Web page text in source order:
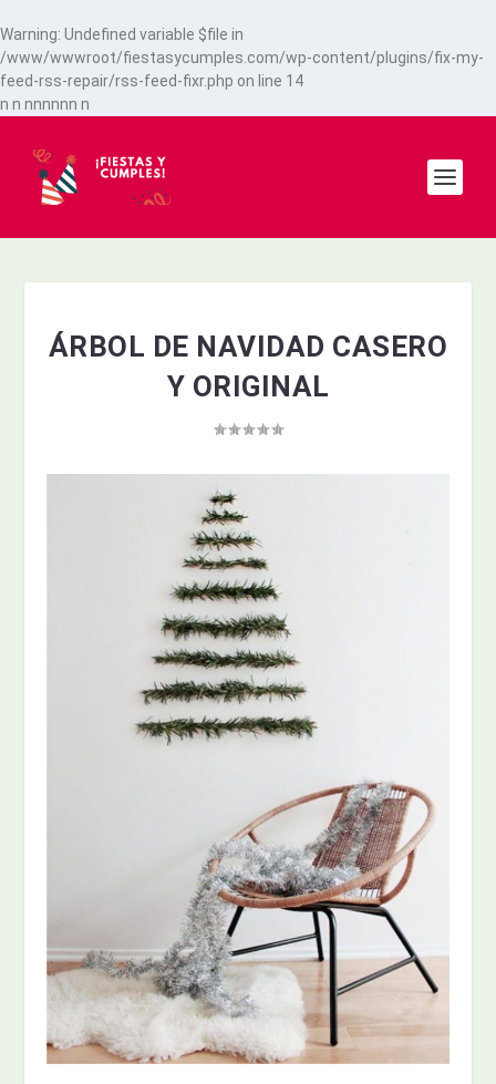
Warning: Undefined variable $file in
/www/wwwroot/fiestasycumples.com/wp-content/plugins/fix-my-
feed-rss-repair/rss-feed-fixr.php on line 14
n n nnnnnn n
ÁRBOL DE NAVIDAD CASERO
Y ORIGINAL